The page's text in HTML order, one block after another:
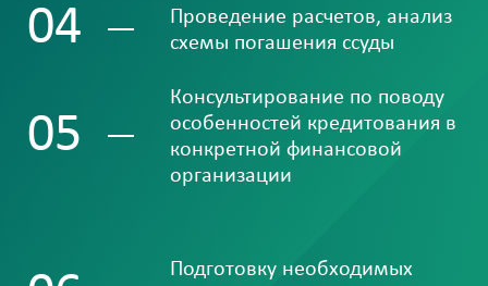
04
Проведение расчетов, анализ
схемы погашения ссуды
05
Консультирование по поводу
особенностей кредитования в
конкретной финансовой
организации
Подготовку необходимых